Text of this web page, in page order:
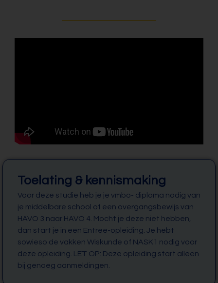
Toelating & kennismaking
Voor deze studie heb je je vmbo- diploma nodig van
je middelbare school of een overgangsbewijs van
HAVO 3 naar HAVO 4. Mocht je deze niet hebben,
dan start je in een Entree-opleiding. Je hebt
sowieso de vakken Wiskunde of NASK1 nodig voor
deze opleiding. LET OP: Deze opleiding start alleen
bij genoeg aanmeldingen.